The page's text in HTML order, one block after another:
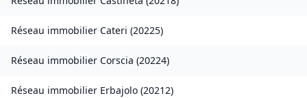
Réseau immobilier Cateri (20225)
Réseau immobilier Corscia (20224)
Réseau immobilier Erbajolo (20212)